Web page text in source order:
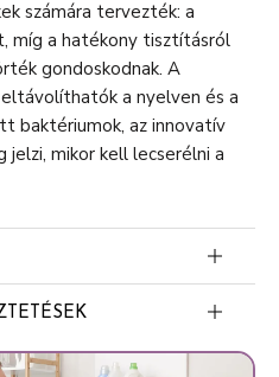
számára tervezték: a
míg a hatékony tisztításról
gondoskodnak. A
a nyelven és a
baktériumok, az innovatív
mikor kell lecserélni a
manuális fogkefe
fogínyének